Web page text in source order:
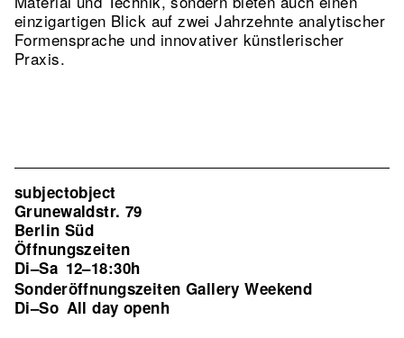
einzigartigen Blick auf zwei Jahrzehnte analytischer
Formensprache und innovativer künstlerischer
Praxis.
subjectobject
Grunewaldstr. 79
Berlin Süd
Öffnungszeiten
Di–Sa 12–18:30h
Sonderöffnungszeiten Gallery Weekend
Di–So All day openh